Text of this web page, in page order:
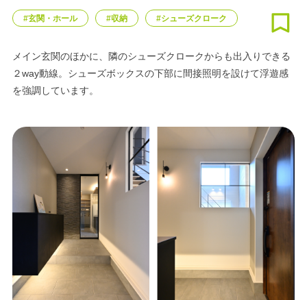
#玄関・ホール #収納 #シューズクローク
メイン玄関のほかに、隣のシューズクロークからも出入りできる
２way動線。シューズボックスの下部に間接照明を設けて浮遊感
を強調しています。